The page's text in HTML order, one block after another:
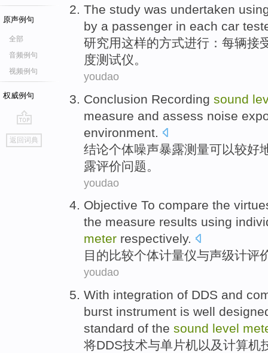
原声例句
全部
音频例句
视频例句
权威例句
go
top
返回词典
The study was undertaken
by a passenger in each car
研究用这样的方式进行 ： 每辆接
度测试仪。
youdao
Conclusion Recording sound
measure and assess noise
environment
结论个体噪声暴露测量可以较好
露评价问题。
youdao
Objective To compare the
the measure results using
meter respectively.
目的比较个体计量仪与声级计评
youdao
With integration of DDS and
burst instrument is well
standard of the sound level
将DDS技术与单片机以及计算机